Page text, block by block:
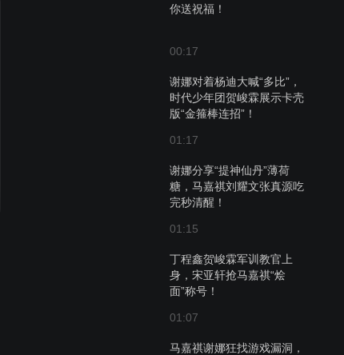
你送祝福！
00:17
谢娜对着杨迪大喊“多比”，
时代少年团贺峻霖展示卡壳
版“金箍棒连招”！
01:17
谢娜分享“提神仙丹”薄荷
糖，马嘉祺刘耀文张真源吃
完秒清醒！
01:15
丁程鑫贺峻霖军训教官上
身，宋亚轩抢马嘉祺“烩
面”称号！
01:07
马嘉祺谢娜狂找游戏漏洞，